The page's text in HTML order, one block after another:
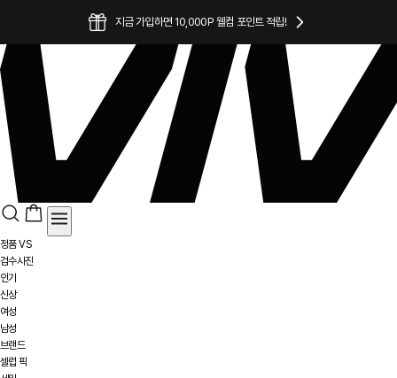
지금 가입하면 10,000P 웰컴 포인트 적립!
사면 살수록 늘어나는 즐거움! 회원 등급별 맞춤 적립!
소중한 포토 후기를 남겨주시면 감사한 마음을 담아 추가 적립!
정품 VS
검수사진
인기
신상
여성
남성
브랜드
셀럽 픽